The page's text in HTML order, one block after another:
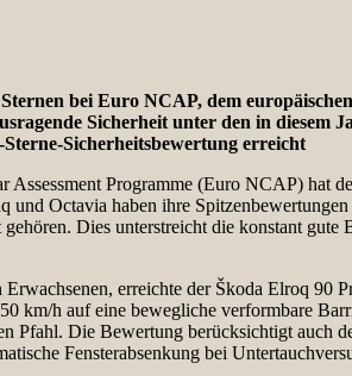
bei Euro NCAP, dem
Sicherheit unter den in diesem
Sterne-Sicherheitsbewertung erreicht
Assessment Programme (Euro NCAP)
Octavia haben ihre
Dies unterstreicht die konstant
erreichte der Škoda Elroq
km/h auf eine bewegliche verformbare
Pfahl. Die Bewertung berücksichtigt auch
Fensterabsenkung bei